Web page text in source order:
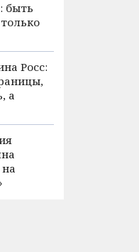
быть
Росс:
а